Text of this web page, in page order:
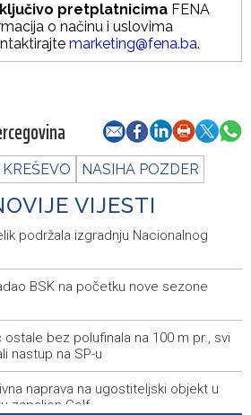
pretplatnicima FENA
o načinu i uslovima
marketing@fena.ba.
KREŠEVO NASIHA POZDER
VIJESTI
podržala izgradnju Nacionalnog
BSK na početku nove sezone
ostale bez polufinala na 100 m pr., svi
nastup na SP-u
naprava na ugostiteljski objekt u
zapaljen Golf